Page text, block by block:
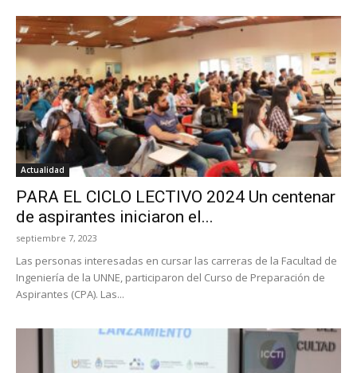
Actualidad
PARA EL CICLO LECTIVO 2024 Un centenar
de aspirantes iniciaron el...
septiembre 7, 2023
Las personas interesadas en cursar las carreras de la Facultad de
Ingeniería de la UNNE, participaron del Curso de Preparación de
Aspirantes (CPA). Las...